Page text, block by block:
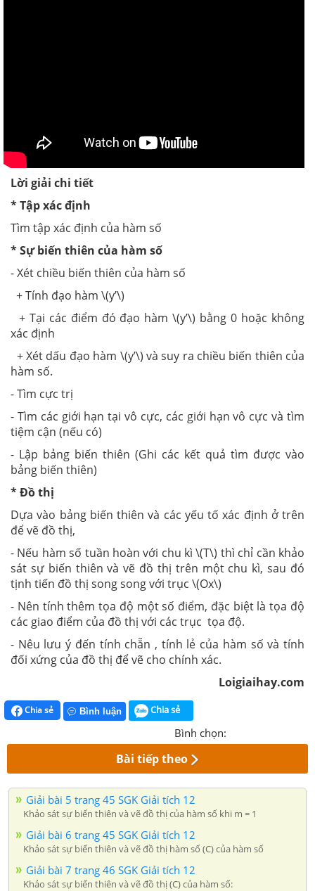
Lời giải chi tiết
* Tập xác định
Tìm tập xác định của hàm số
* Sự biến thiên của hàm số
- Xét chiều biến thiên của hàm số
+ Tính đạo hàm \(y’\)
+ Tại các điểm đó đạo hàm \(y’\) bằng 0 hoặc không
xác định
+ Xét dấu đạo hàm \(y’\) và suy ra chiều biến thiên của
hàm số.
- Tìm cực trị
- Tìm các giới hạn tại vô cực, các giới hạn vô cực và tìm
tiệm cận (nếu có)
- Lập bảng biến thiên (Ghi các kết quả tìm được vào
bảng biến thiên)
* Đồ thị
Dựa vào bảng biến thiên và các yếu tố xác định ở trên
để vẽ đồ thị,
- Nếu hàm số tuần hoàn với chu kì \(T\) thì chỉ cần khảo
sát sự biến thiên và vẽ đồ thị trên một chu kì, sau đó
tịnh tiến đồ thị song song với trục \(Ox\)
- Nên tính thêm tọa độ một số điểm, đặc biệt là tọa độ
các giao điểm của đồ thị với các trục tọa độ.
- Nêu lưu ý đến tính chẵn , tính lẻ của hàm số và tính
đối xứng của đồ thị để vẽ cho chính xác.
Loigiaihay.com
Chia sẻ Bình luận Chia sẻ
Bình chọn:
Bài tiếp theo
Giải bài 5 trang 45 SGK Giải tích 12
Khảo sát sự biến thiên và vẽ đồ thị của hàm số khi m = 1
Giải bài 6 trang 45 SGK Giải tích 12
Khảo sát sự biến thiên và vẽ đồ thị hàm số (C) của hàm số
Giải bài 7 trang 46 SGK Giải tích 12
Khảo sát sự biến thiên và vẽ đồ thị (C) của hàm số: